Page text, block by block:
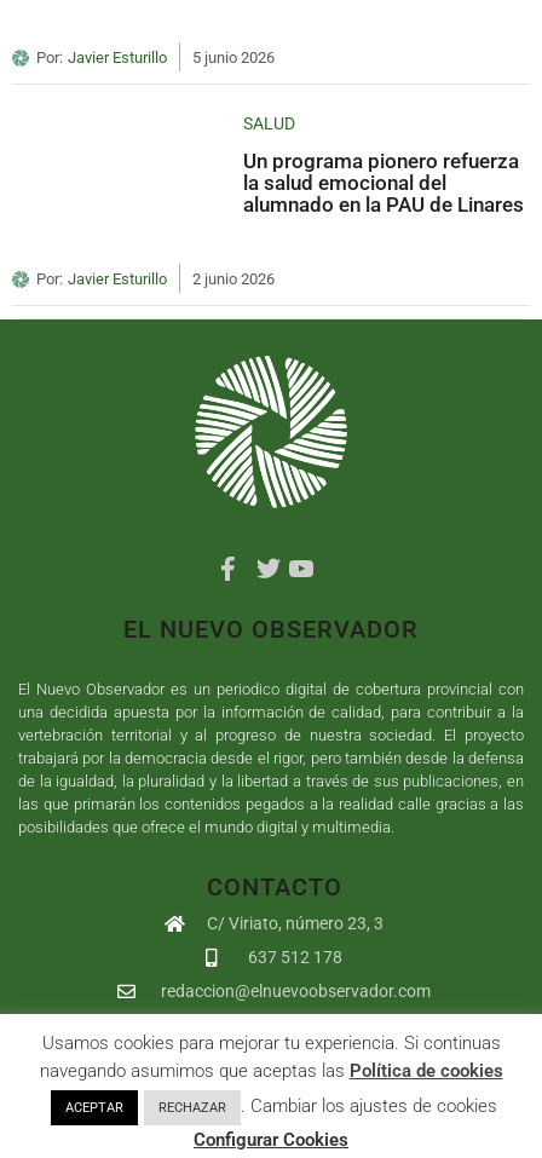
Por: Javier Esturillo 5 junio 2026
SALUD
Un programa pionero refuerza
la salud emocional del
alumnado en la PAU de Linares
Por: Javier Esturillo 2 junio 2026
EL NUEVO OBSERVADOR
El Nuevo Observador es un periodico digital de cobertura provincial con
una decidida apuesta por la información de calidad, para contribuir a la
vertebración territorial y al progreso de nuestra sociedad. El proyecto
trabajará por la democracia desde el rigor, pero también desde la defensa
de la igualdad, la pluralidad y la libertad a través de sus publicaciones, en
las que primarán los contenidos pegados a la realidad calle gracias a las
posibilidades que ofrece el mundo digital y multimedia.
CONTACTO
C/ Viriato, número 23, 3
637 512 178
redaccion@elnuevoobservador.com
Copyright ©2026 El Nuevo Observador | Sumurdigital Diseño web
yDesarrollo| All Rights Reserved |
Privacidad|Política de cookies|User
Usamos cookies para mejorar tu experiencia. Si continuas
navegando asumimos que aceptas las Política de cookies
ACEPTAR RECHAZAR
. Cambiar los ajustes de cookies
Configurar Cookies